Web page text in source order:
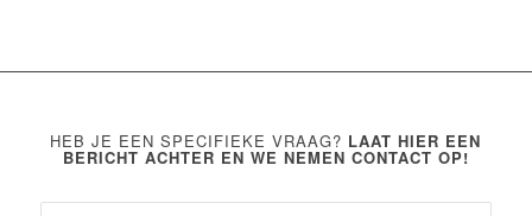
HEB JE EEN SPECIFIEKE VRAAG? LAAT HIER EEN
BERICHT ACHTER EN WE NEMEN CONTACT OP!